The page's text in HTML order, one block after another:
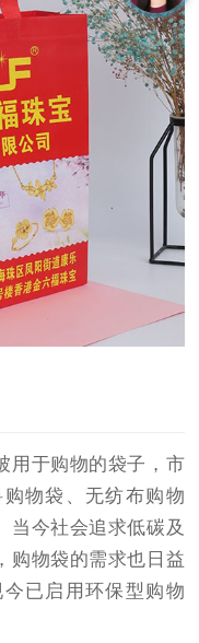
用于购物的袋子，市
物袋、无纺布购物
当今社会追求低碳及
购物袋的需求也日益
已启用环保型购物